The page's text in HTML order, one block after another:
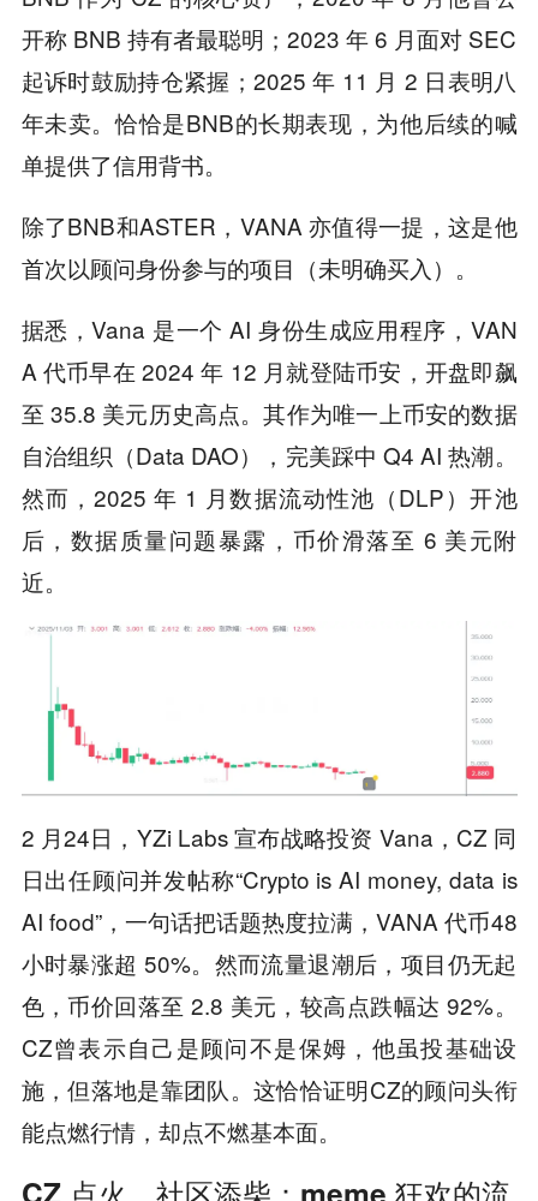
开称 BNB 持有者最聪明；2023 年 6 月面对 SEC
起诉时鼓励持仓紧握；2025 年 11 月 2 日表明八
年未卖。恰恰是BNB的长期表现，为他后续的喊
单提供了信用背书。
除了BNB和ASTER，VANA 亦值得一提，这是他
首次以顾问身份参与的项目（未明确买入）。
据悉，Vana 是一个 AI 身份生成应用程序，VAN
A 代币早在 2024 年 12 月就登陆币安，开盘即飙
至 35.8 美元历史高点。其作为唯一上币安的数据
自治组织（Data DAO），完美踩中 Q4 AI 热潮。
然而，2025 年 1 月数据流动性池（DLP）开池
后，数据质量问题暴露，币价滑落至 6 美元附
近。
2 月24日，YZi Labs 宣布战略投资 Vana，CZ 同
日出任顾问并发帖称“Crypto is AI money, data is
AI food”，一句话把话题热度拉满，VANA 代币48
小时暴涨超 50%。然而流量退潮后，项目仍无起
色，币价回落至 2.8 美元，较高点跌幅达 92%。
CZ曾表示自己是顾问不是保姆，他虽投基础设
施，但落地是靠团队。这恰恰证明CZ的顾问头衔
能点燃行情，却点不燃基本面。